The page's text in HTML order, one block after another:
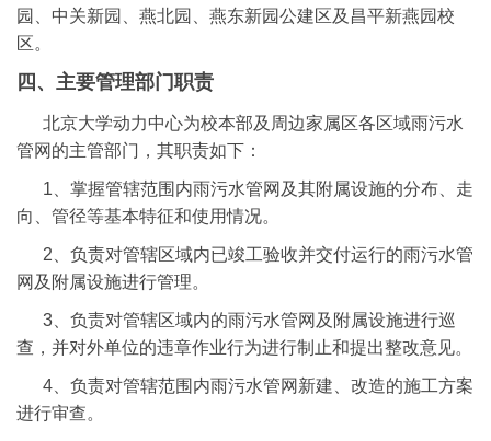
园、中关新园、燕北园、燕东新园公建区及昌平新燕园校
区。
四、主要管理部门职责
北京大学动力中心为校本部及周边家属区各区域雨污水
管网的主管部门，其职责如下：
1、掌握管辖范围内雨污水管网及其附属设施的分布、走
向、管径等基本特征和使用情况。
2、负责对管辖区域内已竣工验收并交付运行的雨污水管
网及附属设施进行管理。
3、负责对管辖区域内的雨污水管网及附属设施进行巡
查，并对外单位的违章作业行为进行制止和提出整改意见。
4、负责对管辖范围内雨污水管网新建、改造的施工方案
进行审查。